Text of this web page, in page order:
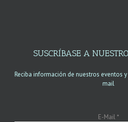
SUSCRÍBASE A
Reciba información de nuestros eventos
mail
E-Mail*